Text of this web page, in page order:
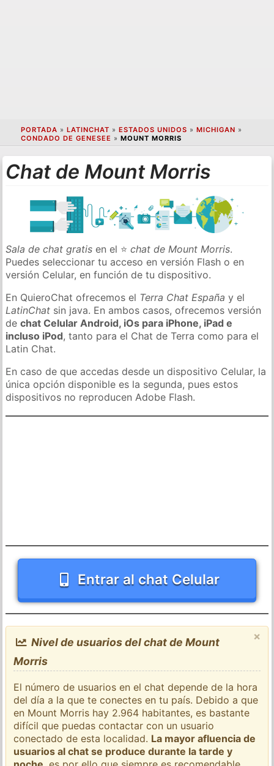
PORTADA » LATINCHAT » ESTADOS UNIDOS » MICHIGAN »
CONDADO DE GENESEE » MOUNT MORRIS
Chat de Mount Morris
Sala de chat gratis en el ⭐chat de Mount Morris.
Puedes seleccionar tu acceso en versión Flash o en
versión Celular, en función de tu dispositivo.
En QuieroChat ofrecemos el Terra Chat España y el
LatinChat sin java. En ambos casos, ofrecemos versión
dechat Celular Android, iOs para iPhone, iPad e
incluso iPod, tanto para el Chat de Terra como para el
Latin Chat.
En caso de que accedas desde un dispositivo Celular, la
única opción disponible es la segunda, pues estos
dispositivos no reproducen Adobe Flash.
Entrar al chat Celular
×
Nivel de usuarios del chat de Mount
Morris
El número de usuarios en el chat depende de la hora
del día a la que te conectes en tu país. Debido a que
en Mount Morris hay 2.964 habitantes, es bastante
difícil que puedas contactar con un usuario
conectado de esta localidad. La mayor afluencia de
usuarios al chat se produce durante la tarde y